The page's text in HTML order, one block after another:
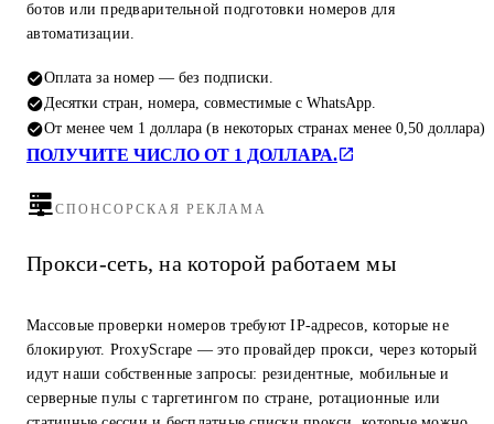
ботов или предварительной подготовки номеров для
автоматизации.
Оплата за номер — без подписки.
Десятки стран, номера, совместимые с WhatsApp.
От менее чем 1 доллара (в некоторых странах менее 0,50 доллара)
ПОЛУЧИТЕ ЧИСЛО ОТ 1 ДОЛЛАРА.
СПОНСОРСКАЯ РЕКЛАМА
Прокси-сеть, на которой работаем мы
Массовые проверки номеров требуют IP-адресов, которые не
блокируют. ProxyScrape — это провайдер прокси, через который
идут наши собственные запросы: резидентные, мобильные и
серверные пулы с таргетингом по стране, ротационные или